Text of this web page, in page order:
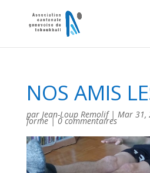
NOS AMIS
par Jean-Loup Remolif| Mar 31,
forme|0 commentaires